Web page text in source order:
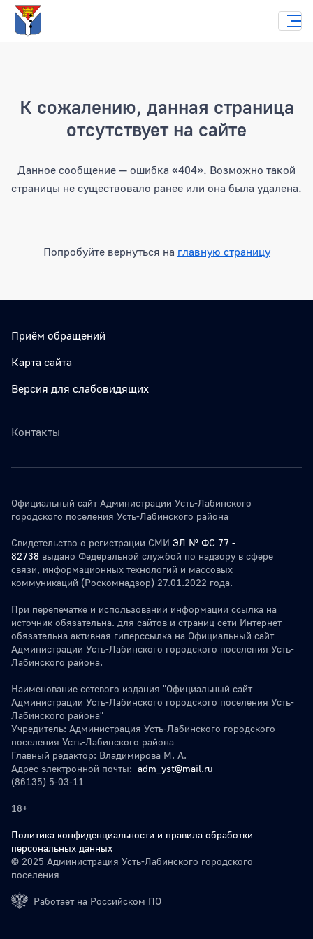
К сожалению, данная страница
отсутствует на сайте
Данное сообщение — ошибка «404». Возможно такой
страницы не существовало ранее или она была удалена.
Попробуйте вернуться на главную страницу
Приём обращений
Карта сайта
Версия для слабовидящих
Контакты
Официальный сайт Администрации Усть-Лабинского
городского поселения Усть-Лабинского района
Свидетельство о регистрации СМИ ЭЛ № ФС 77 -
82738 выдано Федеральной службой по надзору в сфере
связи, информационных технологий и массовых
коммуникаций (Роскомнадзор) 27.01.2022 года.
При перепечатке и использовании информации ссылка на
источник обязательна. для сайтов и страниц сети Интернет
обязательна активная гиперссылка на Официальный сайт
Администрации Усть-Лабинского городского поселения Усть-
Лабинского района.
Наименование сетевого издания "Официальный сайт
Администрации Усть-Лабинского городского поселения Усть-
Лабинского района"
Учредитель: Администрация Усть-Лабинского городского
поселения Усть-Лабинского района
Главный редактор: Владимирова М. А.
Адрес электронной почты: adm_yst@mail.ru
(86135) 5-03-11
18+
Политика конфиденциальности и правила обработки
персональных данных
© 2025 Администрация Усть-Лабинского городского
поселения
Работает на Российском ПО